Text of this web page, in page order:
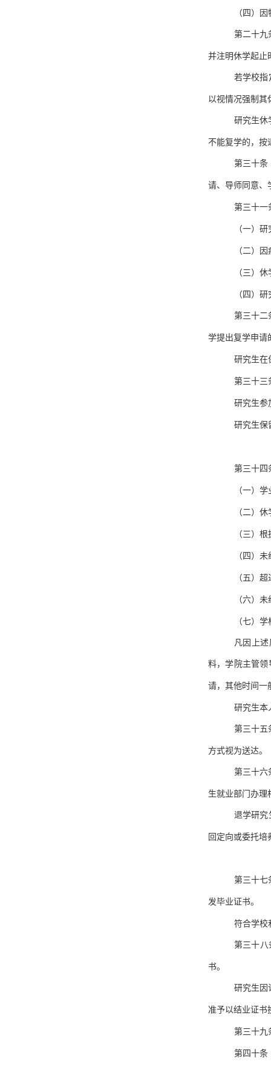
（四）
第二十九
并注明休学起止
若学校指
以视情况强制其
研究生休
不能复学的，按
第三十条
请、导师同意、
第三十一
（一）
（二）
（三）
（四）
第三十
学提出复学申请
研究生在
第三十三
研究生参
研究生保
第三十四
（一）
（二）
（三）
（四）
（五）
（六）
（七）
凡因上
料，学院主管
请，其他时间一
研究生本
第三十五
方式视为送达。
第三十六
生就业部门办理
退学研究
回定向或委托培
第三十七
发毕业证书。
符合学校
第三十
书。
研究生因
准予以结业证书
第三十九
第四十